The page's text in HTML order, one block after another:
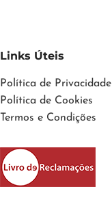
Links Úteis
Política de Privacidade
Política de Cookies
Termos e Condições